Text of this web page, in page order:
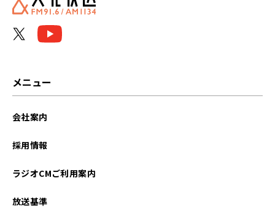
メニュー
会社案内
採用情報
ラジオCMご利用案内
放送基準